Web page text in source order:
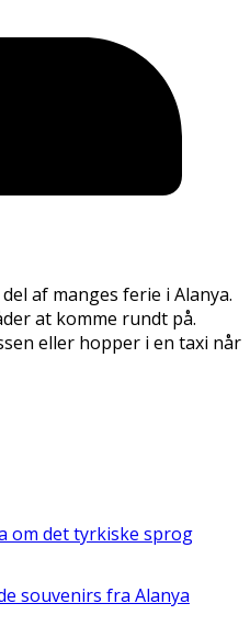
af manges ferie i Alanya.
at komme rundt på.
eller hopper i en taxi når
om det tyrkiske sprog
souvenirs fra Alanya